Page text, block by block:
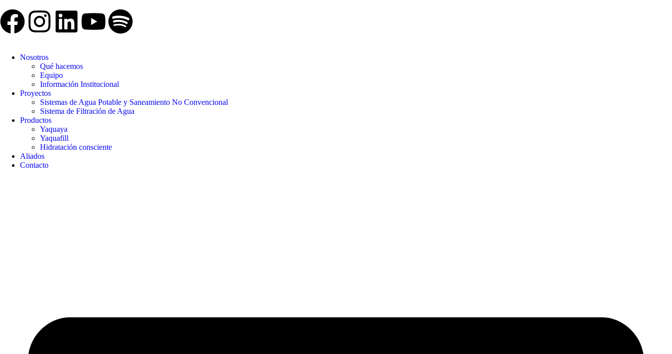
Nosotros
Qué hacemos
Equipo
Información Institucional
Proyectos
Sistemas de Agua Potable y Saneamiento No Convencional
Sistema de Filtración de Agua
Productos
Yaquaya
Yaquafill
Hidratación consciente
Aliados
Contacto